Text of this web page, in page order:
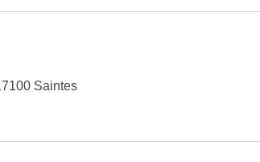
Saintes